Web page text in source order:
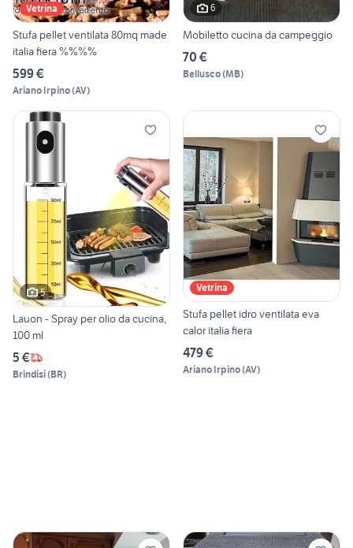
Vetrina
Stufa pellet ventilata 80mq made
italia fiera %%%%
599 €
Ariano Irpino(AV)
6
Mobiletto cucina da campeggio
70 €
Bellusco(MB)
5
Lauon - Spray per olio da cucina,
100 ml
5 €
Brindisi(BR)
Vetrina
Stufa pellet idro ventilata eva
calor italia fiera
479 €
Ariano Irpino(AV)